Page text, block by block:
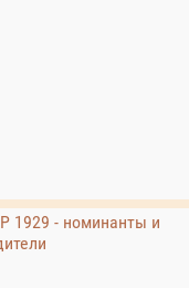
1929 - номинанты и